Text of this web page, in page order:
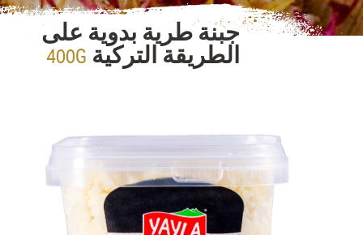
جبنة طرية بدوية على
الطريقة التركية 400G